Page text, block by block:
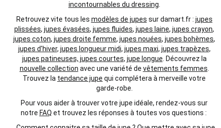
incontournables du dressing
Retrouvez vite tous les modèles de jupes sur damart.fr : jupes
plissées, jupes évasées, jupes fluides, jupes laine, jupes crayon,
jupes coton, jupes droite femme, jupes nouées, jupes bohèmes,
jupes d'hiver, jupes longueur midi, jupes maxi, jupes trapèzes,
jupes patineuses, jupes courtes, jupe longue . Découvrez la
nouvelle collection avec une variété de vêtements femmes
Trouvez la tendance jupe qui complétera à merveille votre
garde-robe.
Pour vous aider à trouver votre jupe idéale, rendez-vous sur
notre FAQ et trouvez les réponses à toutes vos questions :